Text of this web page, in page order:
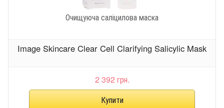
Очищуюча саліцилова маска
Image Skincare Clear Cell Clarifying Salicylic Mask
2 392 грн.